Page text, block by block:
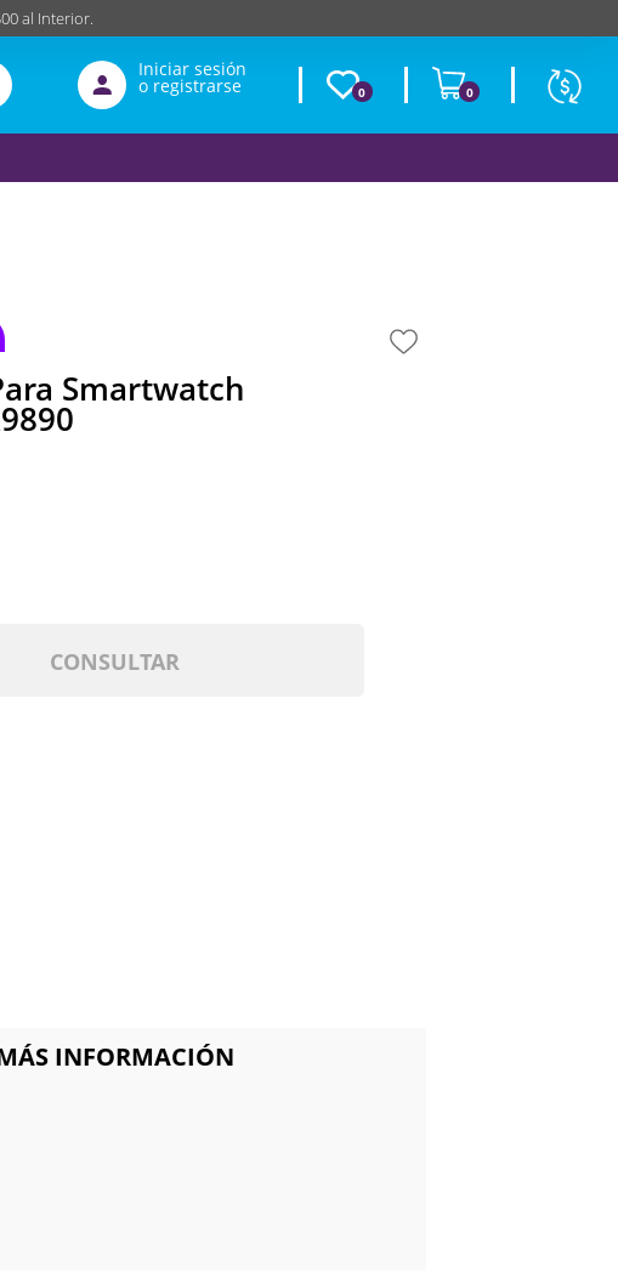
al Interior.
Iniciar sesión
o registrarse 0 0
Moneda
Según
$
Smartwatch
CONSULTAR
INFORMACIÓN